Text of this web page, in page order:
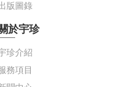
版圖錄
於宇珍
珍介紹
務項目